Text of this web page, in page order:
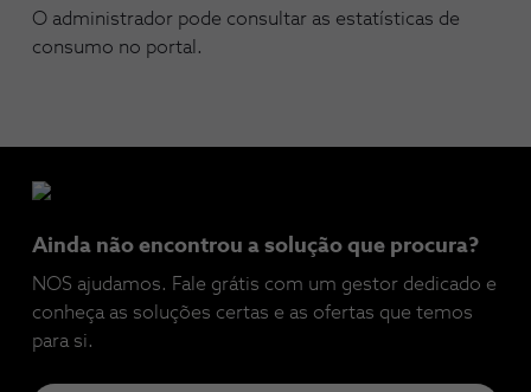
O administrador pode consultar as estatísticas de
consumo no portal.
Ainda não encontrou a solução que procura?
NOS ajudamos. Fale grátis com um gestor dedicado e
conheça as soluções certas e as ofertas que temos
para si.